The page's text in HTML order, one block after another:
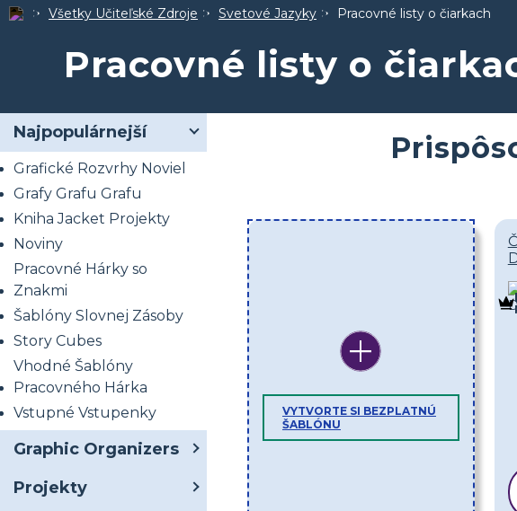
Všetky Učiteľské Zdroje Svetové Jazyky Pracovné listy o čiarkach
Pracovné listy o
Najpopulárnejší
Grafické Rozvrhy Noviel
Grafy Grafu Grafu
Kniha Jacket Projekty
Noviny
Pracovné Hárky so
Znakmi
Šablóny Slovnej Zásoby
Story Cubes
Vhodné Šablóny
Pracovného Hárka
Vstupné Vstupenky
Graphic Organizers
Projekty
VYTVORTE SI BEZPLATNÚ
ŠABLÓNU